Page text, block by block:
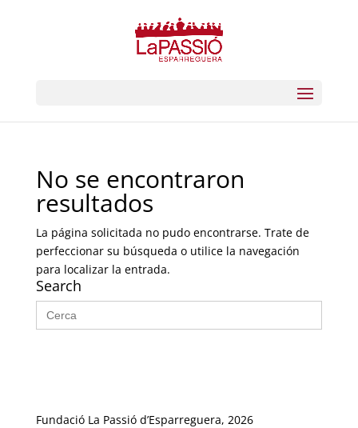
No se encontraron
resultados
La página solicitada no pudo encontrarse. Trate de
perfeccionar su búsqueda o utilice la navegación
para localizar la entrada.
Search
Buscar:
Fundació La Passió d’Esparreguera, 2026